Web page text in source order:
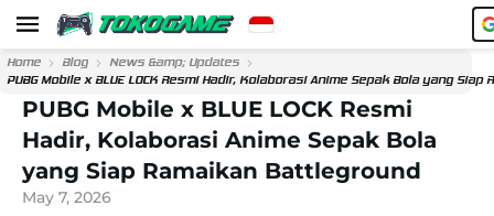
Home Blog
News &amp; Updates
PUBG Mobile x BLUE LOCK Resmi Hadir, Kolaborasi Anime Sepak Bola yang
PUBG Mobile x BLUE LOCK Resmi
Hadir, Kolaborasi Anime Sepak Bola
yang Siap Ramaikan Battleground
May 7, 2026